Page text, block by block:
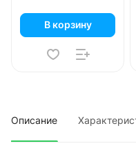
В корзину
Описание